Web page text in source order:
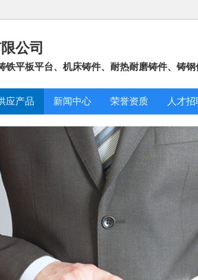
公司
铁平板平台、机床铸件、耐热耐磨铸件、铸钢
应产品 新闻中心 荣誉资质 人才招